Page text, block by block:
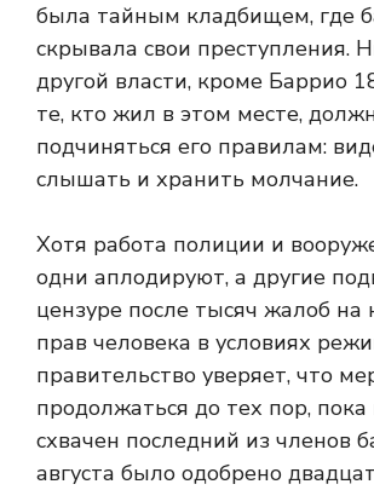
была тайным кладбищем, где
скрывала свои преступления.
другой власти, кроме Баррио
те, кто жил в этом месте,
подчиняться его правилам:
слышать и хранить молчание.
Хотя работа полиции и
одни аплодируют, а другие
цензуре после тысяч жалоб на
прав человека в условиях
правительство уверяет, что
продолжаться до тех пор, пока
схвачен последний из членов
августа было одобрено